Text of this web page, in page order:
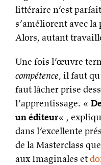
littéraire n’est
s’améliorent avec
Alors, autant
Une fois l’œuvre
compétence, il faut
faut lâcher prise
l’apprentissage. «
un éditeur« ,
dans l’excellente
de la Masterclass
aux Imaginales et